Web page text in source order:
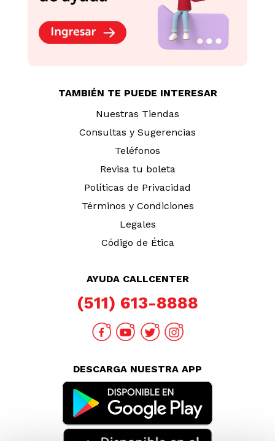
TAMBIÉN TE PUEDE INTERESAR
Nuestras Tiendas
Consultas y Sugerencias
Teléfonos
Revisa tu boleta
Políticas de Privacidad
Términos y Condiciones
Legales
Código de Ética
AYUDA CALLCENTER
(511) 613-8888
DESCARGA NUESTRA APP